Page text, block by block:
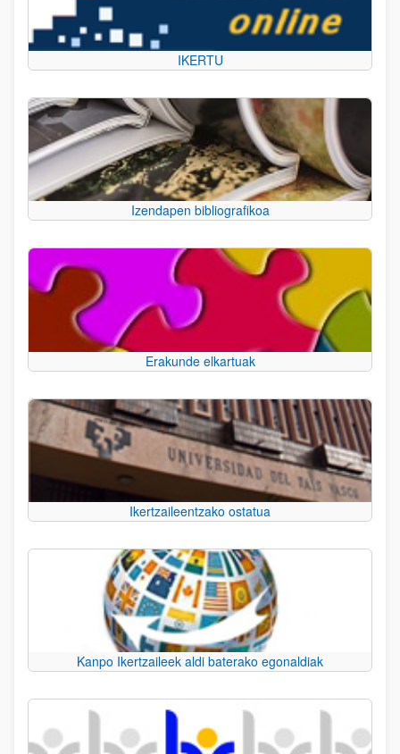
IKERTU
Izendapen bibliografikoa
Erakunde elkartuak
Ikertzaileentzako ostatua
Kanpo Ikertzaileek aldi baterako egonaldiak